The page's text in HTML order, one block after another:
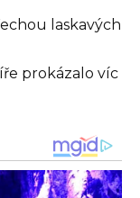
laskavých
prokázalo víc